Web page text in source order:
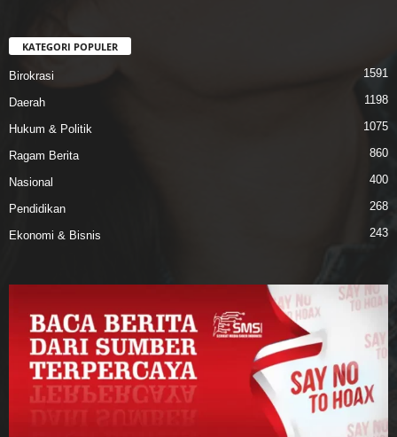
KATEGORI POPULER
Birokrasi 1591
Daerah 1198
Hukum & Politik 1075
Ragam Berita 860
Nasional 400
Pendidikan 268
Ekonomi & Bisnis 243